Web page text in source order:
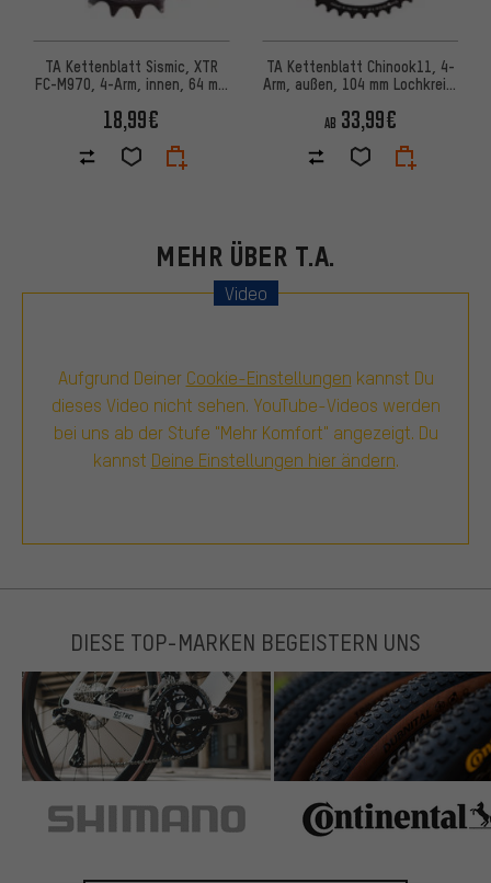
TA Kettenblatt Sismic, XTR
FC-M970, 4-Arm, innen, 64 mm
18,99€
TA Kettenblatt Chinook11, 4-
Arm, außen, 104 mm Lochkreis,
AB 33,99€
MEHR ÜBER T.A.
Video
Aufgrund Deiner Cookie-Einstellungen kannst Du
dieses Video nicht sehen. YouTube-Videos werden
bei uns ab der Stufe "Mehr Komfort" angezeigt. Du
kannst Deine Einstellungen hier ändern.
DIESE TOP-MARKEN BEGEISTERN UNS